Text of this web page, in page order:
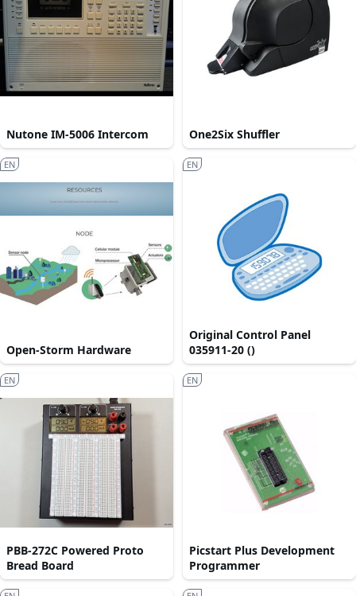
Nutone IM-5006 Intercom One2Six Shuffler
Open-Storm Hardware
EN
Original Control Panel
035911-20 ()
EN
PBB-272C Powered Proto
Bread Board
EN
Picstart Plus Development
Programmer
EN